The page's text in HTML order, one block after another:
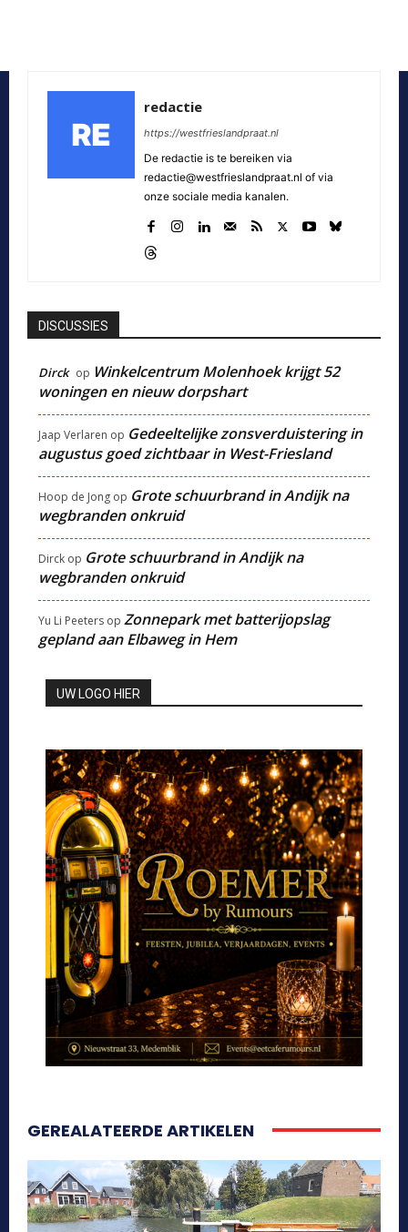
redactie
https://westfrieslandpraat.nl
De redactie is te bereiken via
redactie@westfrieslandpraat.nl of via
onze sociale media kanalen.
DISCUSSIES
Dirck op Winkelcentrum Molenhoek krijgt 52
woningen en nieuw dorpshart
Jaap Verlaren op Gedeeltelijke zonsverduistering in
augustus goed zichtbaar in West-Friesland
Hoop de Jong op Grote schuurbrand in Andijk na
wegbranden onkruid
Dirck op Grote schuurbrand in Andijk na
wegbranden onkruid
Yu Li Peeters op Zonnepark met batterijopslag
gepland aan Elbaweg in Hem
UW LOGO HIER
GEREALATEERDE ARTIKELEN